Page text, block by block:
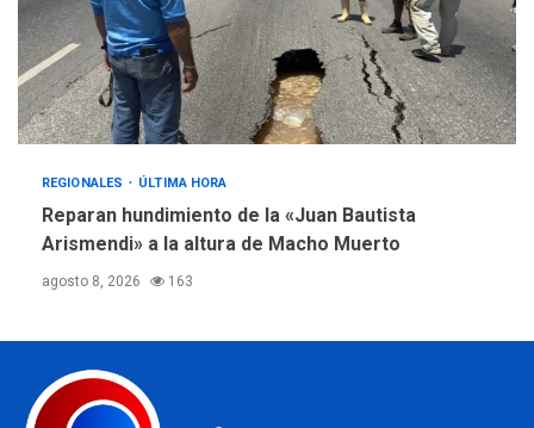
REGIONALES ÚLTIMA HORA
Reparan hundimiento de la «Juan Bautista
Arismendi» a la altura de Macho Muerto
agosto 8, 2026 163